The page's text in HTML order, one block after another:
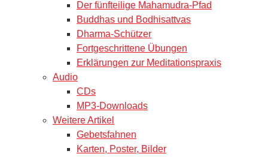
Der fünfteilige Mahamudra-Pfad
Buddhas und Bodhisattvas
Dharma-Schützer
Fortgeschrittene Übungen
Erklärungen zur Meditationspraxis
Audio
CDs
MP3-Downloads
Weitere Artikel
Gebetsfahnen
Karten, Poster, Bilder